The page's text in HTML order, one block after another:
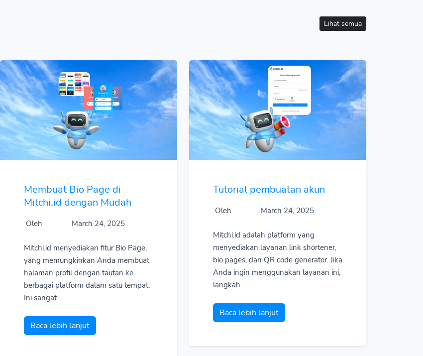
Lihat semua
Membuat Bio Page di
Mitchi.id dengan Mudah
Oleh March 24, 2025
Mitchi.id menyediakan fitur Bio Page,
yang memungkinkan Anda membuat
halaman profil dengan tautan ke
berbagai platform dalam satu tempat.
Ini sangat...
Baca lebih lanjut
Tutorial pembuatan akun
Oleh March 24, 2025
Mitchi.id adalah platform yang
menyediakan layanan link shortener,
bio pages, dan QR code generator. Jika
Anda ingin menggunakan layanan ini,
langkah...
Baca lebih lanjut